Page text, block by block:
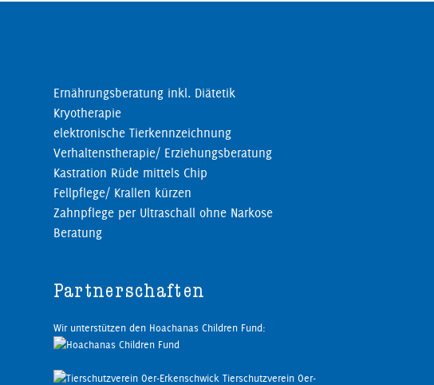
Ernährungsberatung inkl. Diätetik
Kryotherapie
elektronische Tierkennzeichnung
Verhaltenstherapie/ Erziehungsberatung
Kastration Rüde mittels Chip
Fellpflege/ Krallen kürzen
Zahnpflege per Ultraschall ohne Narkose
Beratung
Partnerschaften
Wir unterstützen den Hoachanas Children Fund:
Tierschutzverein Oer-